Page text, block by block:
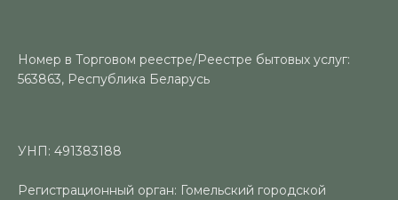
Номер в Торговом реестре/Реестре бытовых услуг:
563863, Республика Беларусь
УНП: 491383188
Регистрационный орган: Гомельский городской